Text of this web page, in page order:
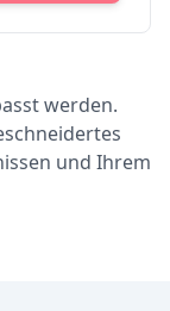
werden.
und Ihrem